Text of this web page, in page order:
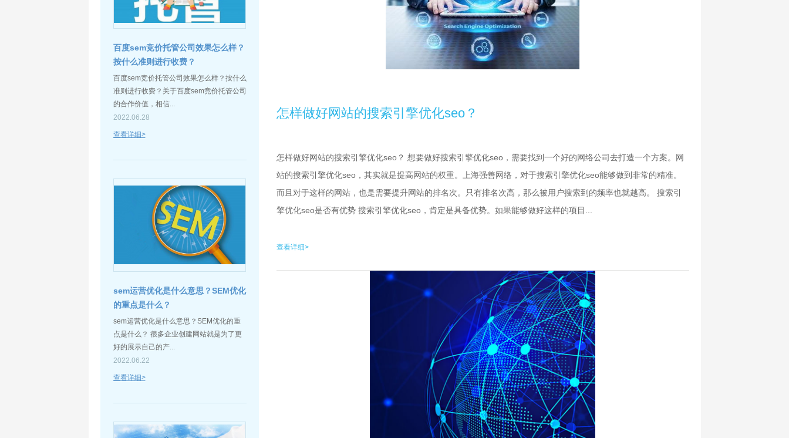
百度sem竞价托管公司效果怎么样？
按什么准则进行收费？
百度sem竞价托管公司效果怎么样？按什么
准则进行收费？关于百度sem竞价托管公司
的合作价值，相信...
2022.06.28
查看详细>
sem运营优化是什么意思？SEM优化
的重点是什么？
sem运营优化是什么意思？SEM优化的重
点是什么？ 很多企业创建网站就是为了更
好的展示自己的产...
2022.06.22
查看详细>
怎样做好网站的搜索引擎优化seo？
怎样做好网站的搜索引擎优化seo？ 想要做好搜索引擎优化seo，需要找到一个好的网络公司去打造一个方案。网
站的搜索引擎优化seo，其实就是提高网站的权重。上海强善网络，对于搜索引擎优化seo能够做到非常的精准。
而且对于这样的网站，也是需要提升网站的排名次。只有排名次高，那么被用户搜索到的频率也就越高。 搜索引
擎优化seo是否有优势 搜索引擎优化seo，肯定是具备优势。如果能够做好这样的项目...
查看详细>